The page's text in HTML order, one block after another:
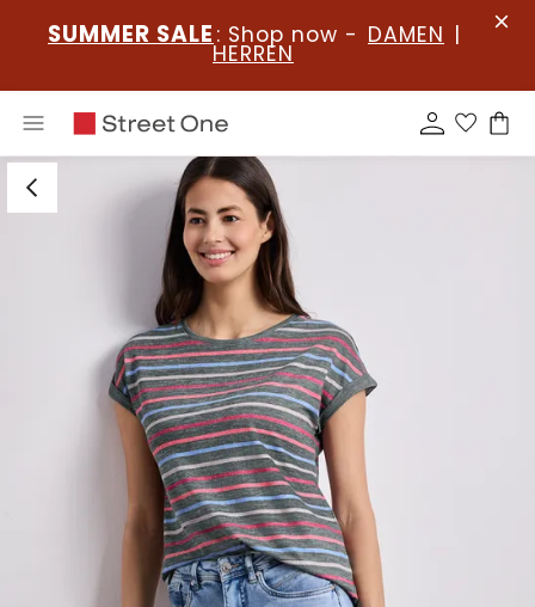
SUMMER SALE : Shop now - DAMEN |
HERREN